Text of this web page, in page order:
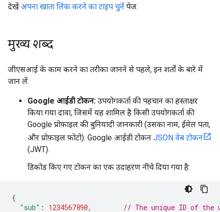
देखें अपना खाता लिंक करने का टाइप चुनें पेज.
मुख्य शब्द
जीएसआई के काम करने का तरीका जानने से पहले, इन शर्तों के बारे में
जान लें:
Google आईडी टोकन: उपयोगकर्ता की पहचान का हस्ताक्षर
किया गया दावा, जिसमें यह शामिल है किसी उपयोगकर्ता की
Google प्रोफ़ाइल की बुनियादी जानकारी (उसका नाम, ईमेल पता,
और प्रोफ़ाइल फ़ोटो). Google आईडी टोकन JSON वेब टोकन
(JWT).
डिकोड किए गए टोकन का एक उदाहरण नीचे दिया गया है:
{
"sub" : 1234567890,
// The unique ID of the